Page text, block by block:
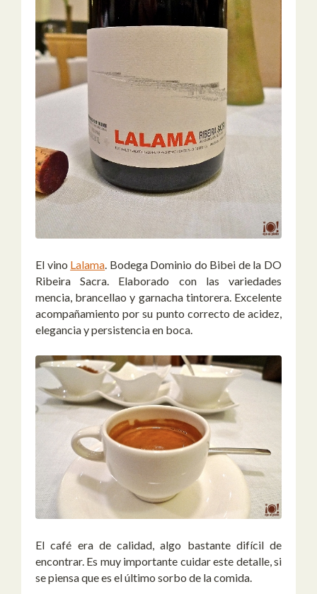
El vino Lalama. Bodega Dominio do Bibei de la DO
Ribeira Sacra. Elaborado con las variedades
mencia, brancellao y garnacha tintorera. Excelente
acompañamiento por su punto correcto de acidez,
elegancia y persistencia en boca.
El café era de calidad, algo bastante difícil de
encontrar. Es muy importante cuidar este detalle, si
se piensa que es el último sorbo de la comida.